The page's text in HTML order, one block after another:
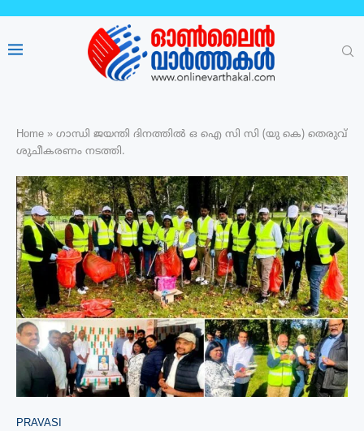
Home » ഗാന്ധി ജയന്തി ദിനത്തിൽ ഒ ഐ സി സി (യു കെ) തെരുവ്
ശുചീകരണം നടത്തി.
PRAVASI